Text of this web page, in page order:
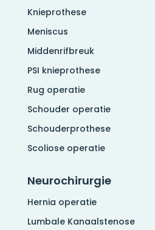
Knieprothese
Meniscus
Middenrifbreuk
PSI knieprothese
Rug operatie
Schouder operatie
Schouderprothese
Scoliose operatie
Neurochirurgie
Hernia operatie
Lumbale Kanaalstenose